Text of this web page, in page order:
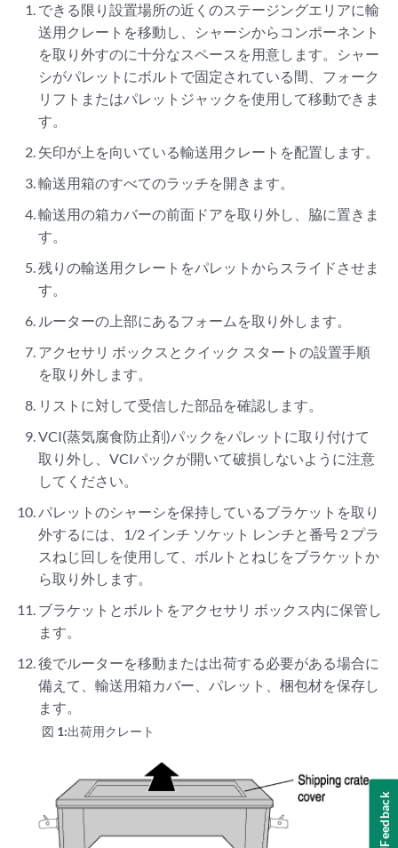
できる限り設置場所の近くのステージングエリアに輸
送用クレートを移動し、シャーシからコンポーネント
を取り外すのに十分なスペースを用意します。シャー
シがパレットにボルトで固定されている間、フォーク
リフトまたはパレットジャックを使用して移動できま
す。
矢印が上を向いている輸送用クレートを配置します。
輸送用箱のすべてのラッチを開きます。
輸送用の箱カバーの前面ドアを取り外し、脇に置きま
す。
残りの輸送用クレートをパレットからスライドさせま
す。
ルーターの上部にあるフォームを取り外します。
アクセサリ ボックスとクイック スタートの設置手順
を取り外します。
リストに対して受信した部品を確認します。
VCI(蒸気腐食防止剤)パックをパレットに取り付けて
取り外し、VCIパックが開いて破損しないように注意
してください。
パレットのシャーシを保持しているブラケットを取り
外するには、1/2 インチ ソケット レンチと番号 2 プラ
スねじ回しを使用して、ボルトとねじをブラケットか
ら取り外します。
ブラケットとボルトをアクセサリ ボックス内に保管し
ます。
後でルーターを移動または出荷する必要がある場合に
備えて、輸送用箱カバー、パレット、梱包材を保存し
ます。
図 1:出荷用クレート
Feedback